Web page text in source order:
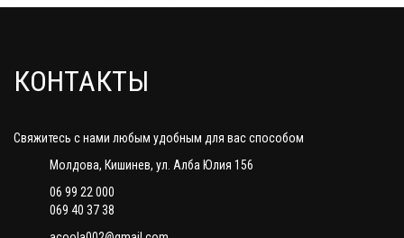
КОНТАКТЫ
Свяжитесь с нами любым удобным для вас способом
Молдова, Кишинев, ул. Алба Юлия 156
06 99 22 000
069 40 37 38